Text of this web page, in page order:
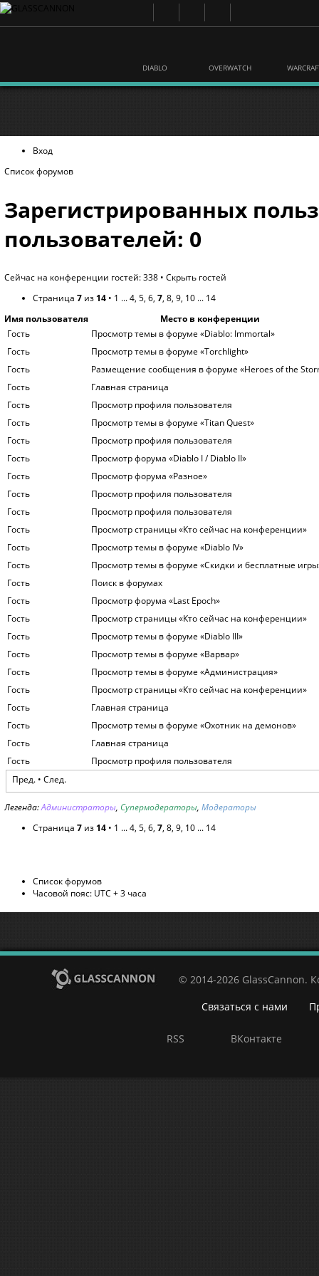
DIABLO OVERWATCH
Вход
Список форумов
Зарегистрированных
пользователей: 0
Сейчас на конференции гостей: 338 • Скрыть гостей
Страница 7 из 14 • 1 ...4, 5, 6, 7, 8, 9, 10 ... 14
Имя пользователя
Место в конференции
Гость
Просмотр темы в форуме «Diablo: Immortal»
Гость
Просмотр темы в форуме «Torchlight»
Гость
Размещение сообщения в форуме «Heroes of the
Гость
Главная страница
Гость
Просмотр профиля пользователя
Гость
Просмотр темы в форуме «Titan Quest»
Гость
Просмотр профиля пользователя
Гость
Просмотр форума «Diablo I / Diablo II»
Гость
Просмотр форума «Разное»
Гость
Просмотр профиля пользователя
Гость
Просмотр профиля пользователя
Гость
Просмотр страницы «Кто сейчас на конференции»
Гость
Просмотр темы в форуме «Diablo IV»
Гость
Просмотр темы в форуме «Скидки и бесплатные
Гость
Поиск в форумах
Гость
Просмотр форума «Last Epoch»
Гость
Просмотр страницы «Кто сейчас на конференции»
Гость
Просмотр темы в форуме «Diablo III»
Гость
Просмотр темы в форуме «Варвар»
Гость
Просмотр темы в форуме «Администрация»
Гость
Просмотр страницы «Кто сейчас на конференции»
Гость
Главная страница
Гость
Просмотр темы в форуме «Охотник на демонов»
Гость
Главная страница
Гость
Просмотр профиля пользователя
Пред.• След.
Легенда:Администраторы, Супермодераторы, Модераторы
Страница 7 из 14 • 1 ...4, 5, 6, 7, 8, 9, 10 ... 14
Список форумов
Часовой пояс: UTC + 3 часа
© 2014-2026 GlassCannon.
Связаться с нами
RSS ВКонтакте